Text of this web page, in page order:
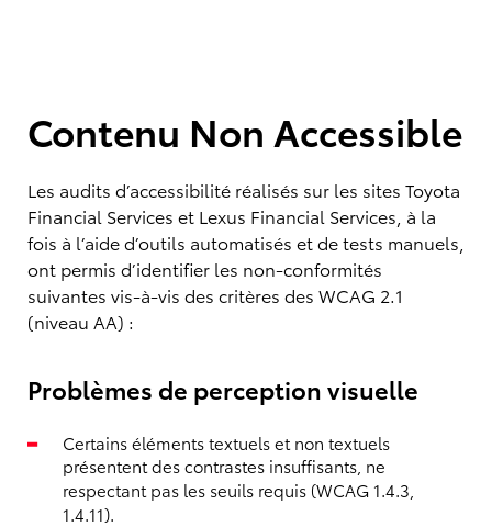
Contenu Non Accessible
Les audits d’accessibilité réalisés sur les sites Toyota
Financial Services et Lexus Financial Services, à la
fois à l’aide d’outils automatisés et de tests manuels,
ont permis d’identifier les non-conformités
suivantes vis-à-vis des critères des WCAG 2.1
(niveau AA) :
Problèmes de perception visuelle
Certains éléments textuels et non textuels
présentent des contrastes insuffisants, ne
respectant pas les seuils requis (WCAG 1.4.3,
1.4.11).